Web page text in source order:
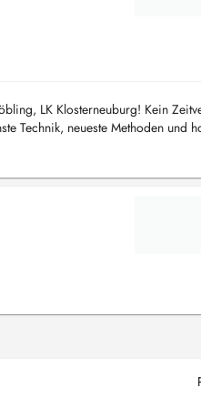
LK Klosterneuburg! Kein
Technik, neueste Methoden und